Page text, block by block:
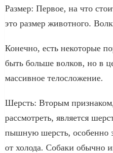
Размер: Первое, на что
это размер животного.
Конечно, есть некоторые
быть больше волков, но в
массивное телосложение.
Шерсть: Вторым
рассмотреть, является
пышную шерсть, особенно
от холода. Собаки обычно